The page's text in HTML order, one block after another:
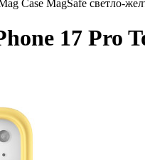
Case MagSafe светло-
17 Pro